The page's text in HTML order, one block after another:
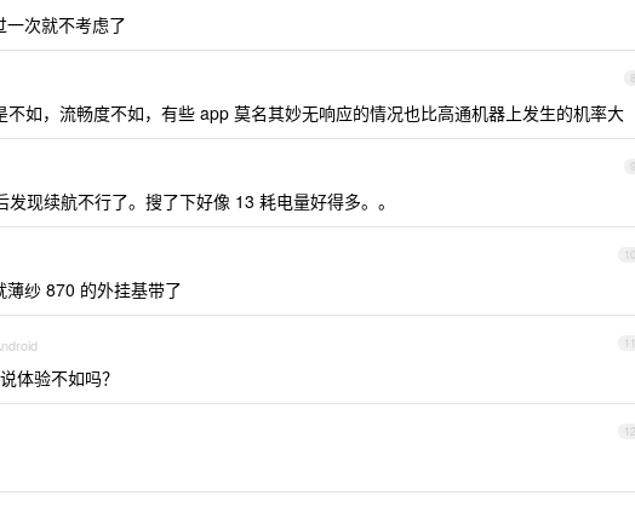
一次就不考虑了
8
不如，流畅度不如，有些 app 莫名其妙无响应的情况也比高通机器上发生的机率大
9
现续航不行了。搜了下好像 13 耗电量好得多。。
10
纱 870 的外挂基带了
11
体验不如吗？
12